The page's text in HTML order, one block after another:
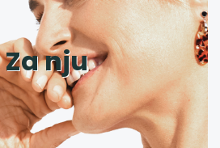
Za nju